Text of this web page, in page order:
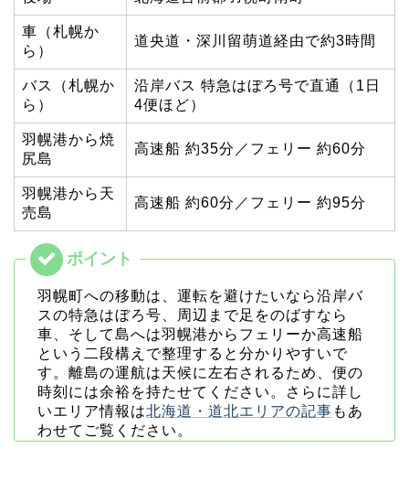
車（札幌か
ら）
道央道・深川留萌道経由で約3時間
バス（札幌か
ら）
沿岸バス 特急はぼろ号で直通（1日
4便ほど）
羽幌港から焼
尻島
高速船 約35分／フェリー 約60分
羽幌港から天
売島
高速船 約60分／フェリー 約95分
羽幌町への移動は、運転を避けたいなら沿岸バ
スの特急はぼろ号、周辺まで足をのばすなら
車、そして島へは羽幌港からフェリーか高速船
という二段構えで整理すると分かりやすいで
す。離島の運航は天候に左右されるため、便の
時刻には余裕を持たせてください。さらに詳し
いエリア情報は北海道・道北エリアの記事 もあ
わせてご覧ください。